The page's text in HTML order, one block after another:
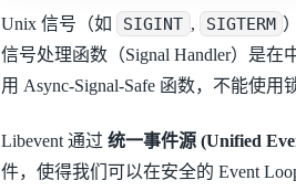
Unix 信号（如 SIGINT , SIGTERM
信号处理函数（Signal Handler）是
用 Async-Signal-Safe 函数，不能使用
Libevent 通过 统一事件源 (Unified
件，使得我们可以在安全的 Event